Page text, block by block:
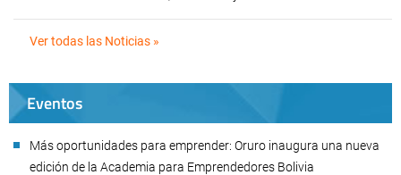
Ver todas las Noticias »
Eventos
Más oportunidades para emprender: Oruro inaugura una nueva
edición de la Academia para Emprendedores Bolivia